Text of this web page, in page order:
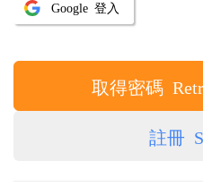
Google 登入
取得密碼
註冊